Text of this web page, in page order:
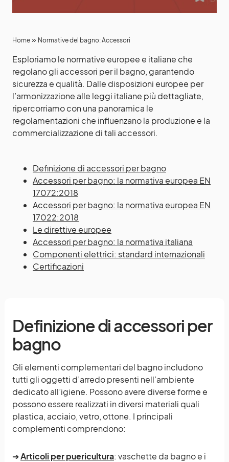
Home » Normative del bagno: Accessori
Esploriamo le normative europee e italiane che
regolano gli accessori per il bagno, garantendo
sicurezza e qualità. Dalle disposizioni europee per
l’armonizzazione alle leggi italiane più dettagliate,
ripercorriamo con una panoramica le
regolamentazioni che influenzano la produzione e la
commercializzazione di tali accessori.
Definizione di accessori per bagno
Accessori per bagno: la normativa europea EN
17072:2018
Accessori per bagno: la normativa europea EN
17022:2018
Le direttive europee
Accessori per bagno: la normativa italiana
Componenti elettrici: standard internazionali
Certificazioni
Definizione di accessori per
bagno
Gli elementi complementari del bagno includono
tutti gli oggetti d’arredo presenti nell’ambiente
dedicato all’igiene. Possono avere diverse forme e
possono essere realizzati in diversi materiali quali
plastica, acciaio, vetro, ottone. I principali
complementi comprendono:
➔Articoli per puericultura: vaschette da bagno e i